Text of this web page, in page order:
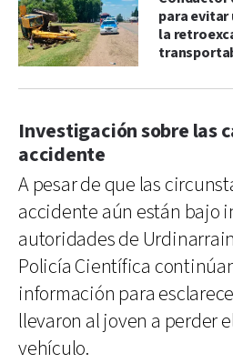
para evitar
la
Investigación sobre las
accidente
A pesar de que las
accidente aún están bajo
autoridades de
Policía Científica
información para
llevaron al joven a perder
vehículo.